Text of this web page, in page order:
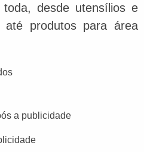
desde utensílios e
até produtos para área
a publicidade